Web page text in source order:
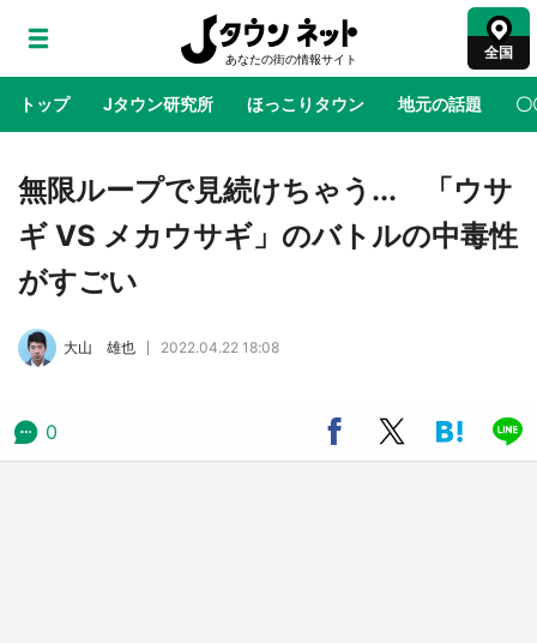
全国
トップ Jタウン研究所 ほっこりタウン 地元の話題 〇
地域×二次元 絶景 あの時はありがとう 物語がはじ
無限ループで見続けちゃう... 「ウサ
ギ VS メカウサギ」のバトルの中毒性
がすごい
大山 雄也 2022.04.22 18:08
0